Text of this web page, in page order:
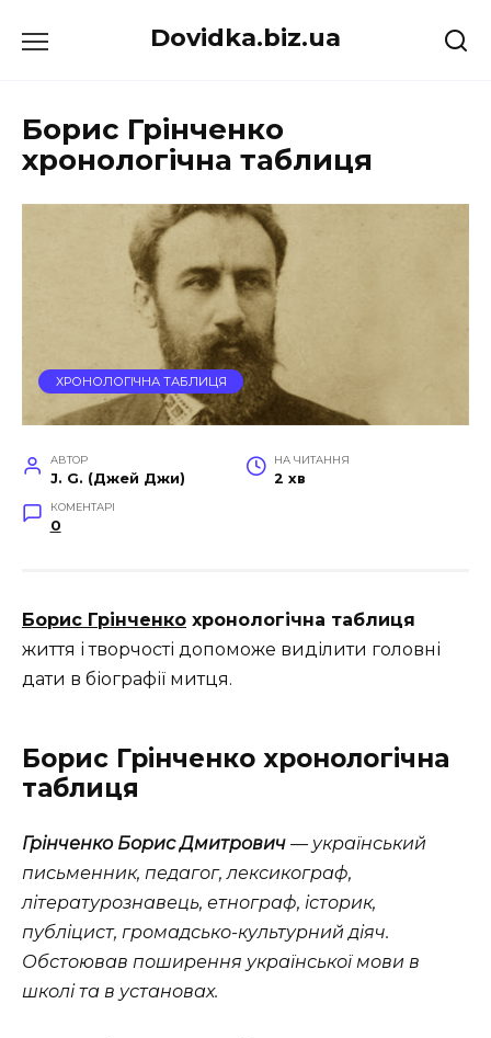
до
Dovidka.biz.ua
Борис Грінченко
хронологічна таблиця
ХРОНОЛОГІЧНА ТАБЛИЦЯ
АВТОР
J. G. (Джей Джи)
НА ЧИТАННЯ
2 хв
КОМЕНТАРІ
0
Борис Грінченко хронологічна таблиця
життя і творчості допоможе виділити головні
дати в біографії митця.
Борис Грінченко хронологічна
таблиця
Грінченко Борис Дмитрович — український
письменник, педагог, лексикограф,
літературознавець, етнограф, історик,
публіцист, громадсько-культурний діяч.
Обстоював поширення української мови в
школі та в установах.